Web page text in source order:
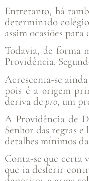
Entretanto, há
determinado
assim ocasiões para
Todavia, de forma
Providência.
Acrescenta-se
pois é a origem
deriva de pro, um
A Providência de
Senhor das regras
detalhes mínimos
Conta-se que certa
que ia desferir